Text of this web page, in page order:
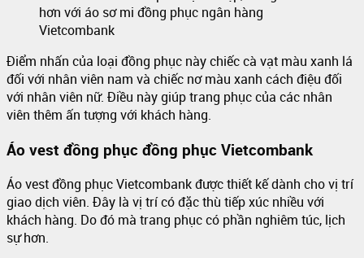
hơn với áo sơ mi đồng phục ngân hàng
Vietcombank
Điểm nhấn của loại đồng phục này chiếc cà vạt màu xanh lá
đối với nhân viên nam và chiếc nơ màu xanh cách điệu đối
với nhân viên nữ. Điều này giúp trang phục của các nhân
viên thêm ấn tượng với khách hàng.
Áo vest đồng phục đồng phục Vietcombank
Áo vest đồng phục Vietcombank được thiết kế dành cho vị trí
giao dịch viên. Đây là vị trí có đặc thù tiếp xúc nhiều với
khách hàng. Do đó mà trang phục có phần nghiêm túc, lịch
sự hơn.